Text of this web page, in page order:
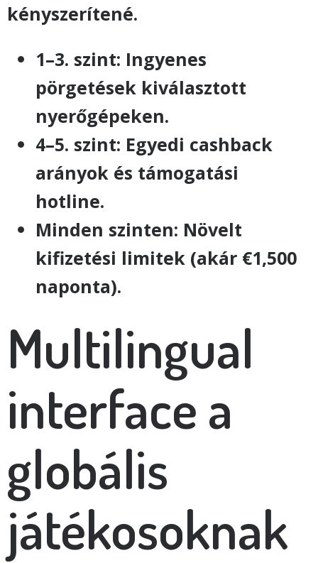
kényszerítené.
1–3. szint: Ingyenes
pörgetések kiválasztott
nyerőgépeken.
4–5. szint: Egyedi cashback
arányok és támogatási
hotline.
Minden szinten: Növelt
kifizetési limitek (akár €1,500
naponta).
Multilingual
interface a
globális
játékosoknak